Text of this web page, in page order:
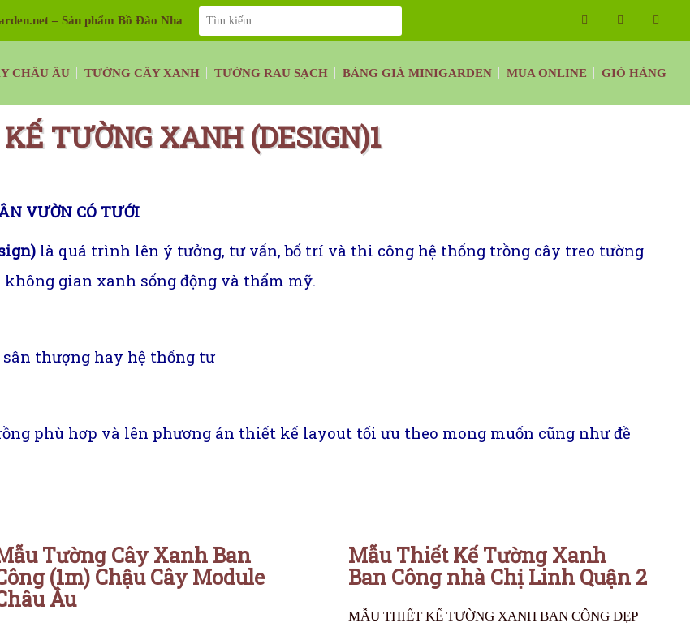
– Sản phẩm Bồ Đào Nha
CHÂU ÂU TƯỜNG CÂY XANH TƯỜNG RAU SẠCH BẢNG GIÁ MINIGARDEN MUA ONLINE GIỎ HÀNG
TƯỜNG XANH (DESIGN)1
VƯỜN CÓ TƯỚI
là quá trình lên ý tưởng, tư vấn, bố trí và thi công hệ thống trồng cây treo tường
gian xanh sống động và thẩm mỹ.
thượng hay hệ thống tư
phù hơp và lên phương án thiết kế layout tối ưu theo mong muốn cũng như đề
Tường Cây Xanh Ban
(1m) Chậu Cây Module
Âu
Mẫu Thiết Kế Tường Xanh
Ban Công nhà Chị Linh Quận 2
MẪU THIẾT KẾ TƯỜNG XANH BAN CÔNG ĐẸP